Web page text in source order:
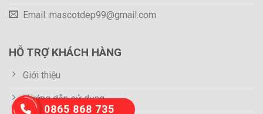
Email: mascotdep99@gmail.com
HỖ TRỢ KHÁCH HÀNG
Giới thiệu
Hướng dẫn sử dụng
0865 868 735